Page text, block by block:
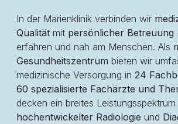
In der Marienklinik verbinden wir
Qualität mit persönlicher Betreuung
erfahren und nah am Menschen. Als
Gesundheitszentrum bieten wir
medizinische Versorgung in 24
60 spezialisierte Fachärzte und
decken ein breites
hochentwickelter Radiologie und